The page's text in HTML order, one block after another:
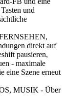
und
direkt auf
pausieren,
- maximale
eine Szene erneut
MUSIK - Über